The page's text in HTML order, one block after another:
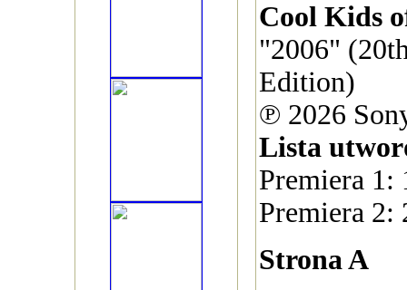
Cool Kids
"2006"
Edition)
℗ 2026
Lista
Premiera 1:
Premiera 2:
Strona A